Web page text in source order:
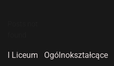
I Liceum Ogólnokształcące